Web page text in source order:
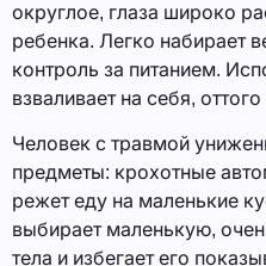
округлое, глаза широко
ребенка. Легко набирает
контроль за питанием.
взваливает на себя,
Человек с травмой
предметы: крохотные
режет еду на маленькие
выбирает маленькую,
тела и избегает его